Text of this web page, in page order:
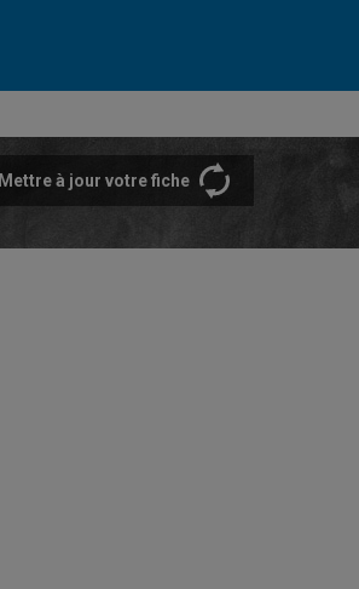
Mettre à jour votre fiche